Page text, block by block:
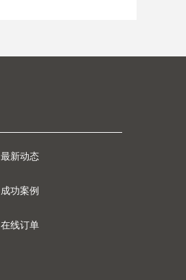
最新动态
成功案例
在线订单